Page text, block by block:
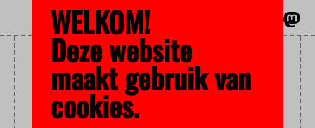
MAGAZINE
RISK
WELKOM!
Deze website
maakt gebruik van
cookies.